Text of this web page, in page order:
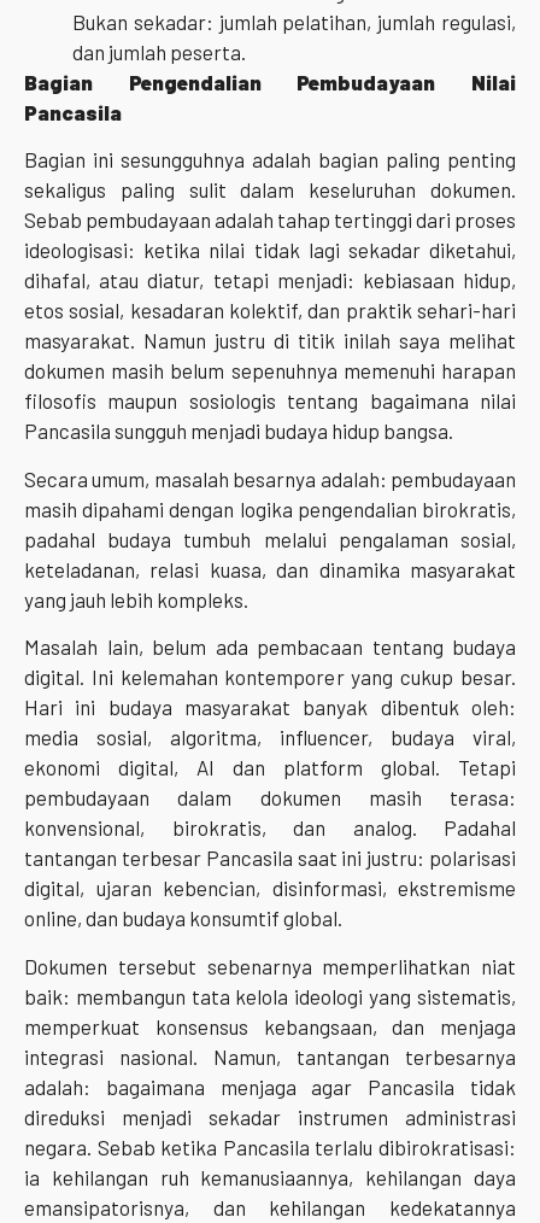
Bukan sekadar: jumlah pelatihan, jumlah regulasi,
dan jumlah peserta.
Bagian Pengendalian Pembudayaan Nilai
Pancasila
Bagian ini sesungguhnya adalah bagian paling penting
sekaligus paling sulit dalam keseluruhan dokumen.
Sebab pembudayaan adalah tahap tertinggi dari proses
ideologisasi: ketika nilai tidak lagi sekadar diketahui,
dihafal, atau diatur, tetapi menjadi: kebiasaan hidup,
etos sosial, kesadaran kolektif, dan praktik sehari-hari
masyarakat. Namun justru di titik inilah saya melihat
dokumen masih belum sepenuhnya memenuhi harapan
filosofis maupun sosiologis tentang bagaimana nilai
Pancasila sungguh menjadi budaya hidup bangsa.
Secara umum, masalah besarnya adalah: pembudayaan
masih dipahami dengan logika pengendalian birokratis,
padahal budaya tumbuh melalui pengalaman sosial,
keteladanan, relasi kuasa, dan dinamika masyarakat
yang jauh lebih kompleks.
Masalah lain, belum ada pembacaan tentang budaya
digital. Ini kelemahan kontemporer yang cukup besar.
Hari ini budaya masyarakat banyak dibentuk oleh:
media sosial, algoritma, influencer, budaya viral,
ekonomi digital, AI dan platform global. Tetapi
pembudayaan dalam dokumen masih terasa:
konvensional, birokratis, dan analog. Padahal
tantangan terbesar Pancasila saat ini justru: polarisasi
digital, ujaran kebencian, disinformasi, ekstremisme
online, dan budaya konsumtif global.
Dokumen tersebut sebenarnya memperlihatkan niat
baik: membangun tata kelola ideologi yang sistematis,
memperkuat konsensus kebangsaan, dan menjaga
integrasi nasional. Namun, tantangan terbesarnya
adalah: bagaimana menjaga agar Pancasila tidak
direduksi menjadi sekadar instrumen administrasi
negara. Sebab ketika Pancasila terlalu dibirokratisasi:
ia kehilangan ruh kemanusiaannya, kehilangan daya
emansipatorisnya, dan kehilangan kedekatannya